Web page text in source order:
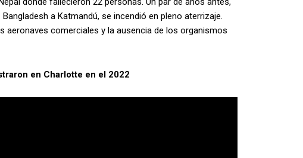
a Katmandú, se incendió en pleno aterrizaje.
aeronaves comerciales y la ausencia de los organismos
en Charlotte en el 2022